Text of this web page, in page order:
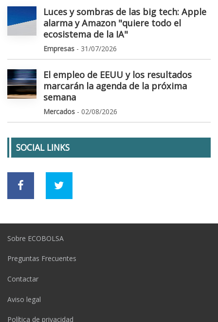
Luces y sombras de las big tech: Apple
alarma y Amazon "quiere todo el
ecosistema de la IA"
Empresas - 31/07/2026
El empleo de EEUU y los resultados
marcarán la agenda de la próxima
semana
Mercados - 02/08/2026
SOCIAL LINKS
Sobre ECOBOLSA
Preguntas Frecuentes
Contactar
Aviso legal
Política de privacidad